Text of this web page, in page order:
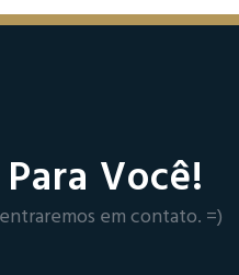
Você!
em contato. =)